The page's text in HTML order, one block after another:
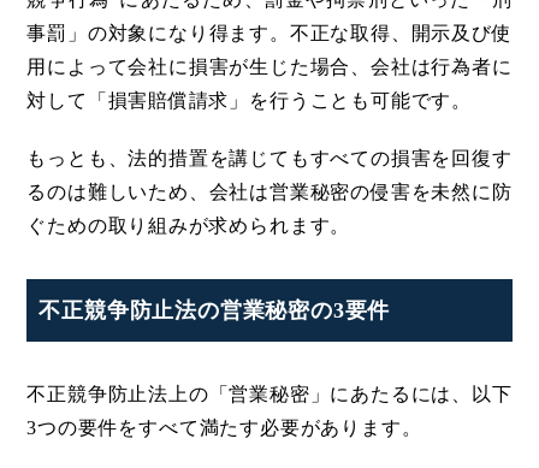
事罰」の対象になり得ます。不正な取得、開示及び使
用によって会社に損害が生じた場合、会社は行為者に
対して「損害賠償請求」を行うことも可能です。
もっとも、法的措置を講じてもすべての損害を回復す
るのは難しいため、会社は営業秘密の侵害を未然に防
ぐための取り組みが求められます。
不正競争防止法の営業秘密の3要件
不正競争防止法上の「営業秘密」にあたるには、以下
3つの要件をすべて満たす必要があります。